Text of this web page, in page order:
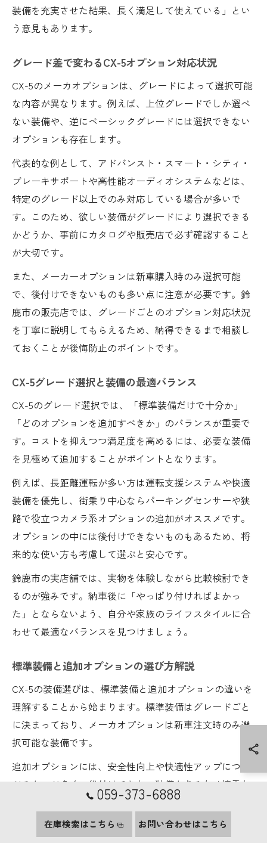
装備を充実させた結果、長く満足して使えている」とい
う意見もあります。
グレード差で変わるCX-5オプション対応状況
CX-5のメーカオプションは、グレードによって選択可能
な内容が異なります。例えば、上位グレードでしか選べ
ない装備や、逆にベーシックグレードには選択できない
オプションも存在します。
代表的な例として、アドバンスト・スマート・シティ・
ブレーキサポートや高性能オーディオシステムなどは、
特定のグレード以上でのみ対応している場合が多いで
す。このため、欲しい装備がグレードにより選択できる
かどうか、事前にカタログや販売店で必ず確認すること
が大切です。
また、メーカーオプションは新車購入時のみ選択可能
で、後付けできないものも多い点に注意が必要です。鈴
鹿市の販売店では、グレードごとのオプション対応状況
を丁寧に説明してもらえるため、納得できるまで相談し
ておくことが後悔防止のポイントです。
CX-5グレード選択と装備の最適バランス
CX-5のグレード選択では、「標準装備だけで十分か」
「どのオプションを追加すべきか」のバランスが重要で
す。コストを抑えつつ満足度を高めるには、必要な装備
を見極めて追加することがポイントとなります。
例えば、長距離運転が多い方は運転支援システムや快適
装備を優先し、街乗り中心ならパーキングセンサーや狭
路で役立つカメラ系オプションの追加がオススメです。
オプションの中には後付けできないものもあるため、将
来的な使い方も考慮して選ぶと安心です。
鈴鹿市の実店舗では、実物を体験しながら比較検討でき
るのが強みです。納車後に「やっぱり付ければよかっ
た」とならないよう、自分や家族のライフスタイルに合
わせて最適なバランスを見つけましょう。
標準装備と追加オプションの選び方解説
CX-5の装備選びは、標準装備と追加オプションの違いを
理解することから始まります。標準装備はグレードごと
に決まっており、メーカオプションは新車注文時のみ選
択可能な装備です。
追加オプションには、安全性向上や快適性アップにつな
がるものが多く、後付けできない装備もあるため慎重な
選択が求められます。例えば、サンルーフや先進安全装
備などは後から付けられないため、購入時によく検討し
ましょう。
059-373-6888
在庫検索はこちら お問い合わせはこちら